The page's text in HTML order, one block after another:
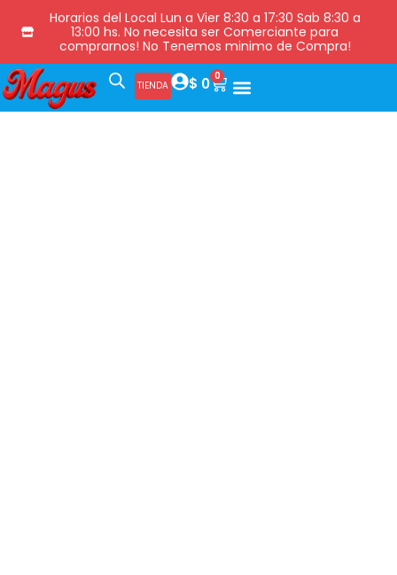
Horarios del Local Lun a Vier 8:30 a 17:30 Sab 8:30 a
13:00 hs. No necesita ser Comerciante para
comprarnos! No Tenemos minimo de Compra!
TIENDA $ 0 0